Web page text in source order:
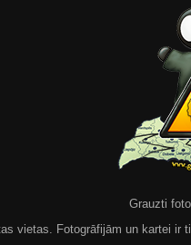
Grauzti
vietas. Fotogrāfijām un kartei